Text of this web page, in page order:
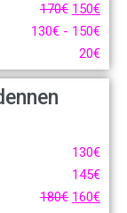
170€ 150€
130€ - 150€
20€
130€
145€
180€ 160€